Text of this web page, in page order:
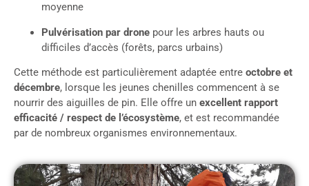
moyenne
Pulvérisation par drone pour les arbres hauts ou
difficiles d’accès (forêts, parcs urbains)
Cette méthode est particulièrement adaptée entre octobre et
décembre, lorsque les jeunes chenilles commencent à se
nourrir des aiguilles de pin. Elle offre un excellent rapport
efficacité / respect de l’écosystème, et est recommandée
par de nombreux organismes environnementaux.